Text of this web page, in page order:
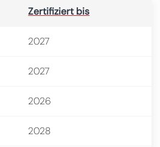
Zertifiziert bis
2027
2027
2026
2028